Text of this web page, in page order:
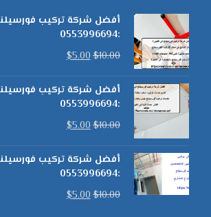
أفضل شركة تركيب
:0553996694
$10.00
$5.00
أفضل شركة تركيب
:0553996694
$10.00
$5.00
أفضل شركة تركيب
:0553996694
$10.00
$5.00